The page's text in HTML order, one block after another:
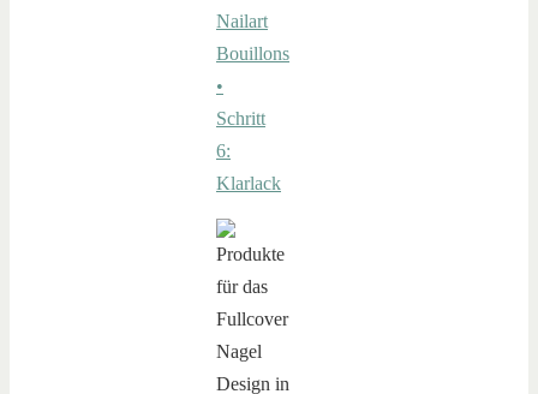
Nailart
Bouillons
•
Schritt
6:
Klarlack